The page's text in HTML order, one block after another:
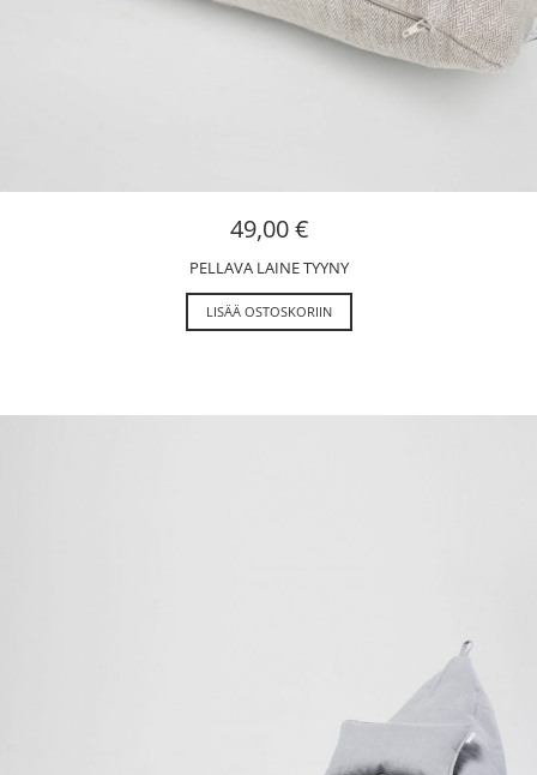
49,00€
PELLAVA LAINE TYYNY
LISÄÄ OSTOSKORIIN